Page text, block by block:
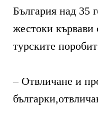
България над 35
жестоки кървави
турските
– Отвличане и